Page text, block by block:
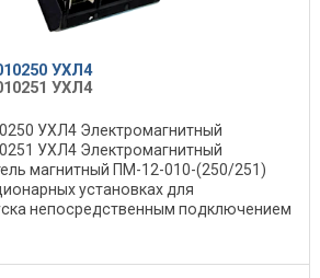
УХЛ4
УХЛ4
УХЛ4 Электромагнитный
УХЛ4 Электромагнитный
магнитный ПМ-12-010-(250/251)
установках для
непосредственным подключением